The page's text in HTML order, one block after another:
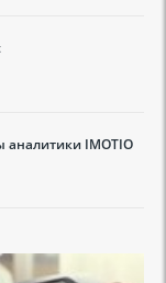
аналитики IMOTIO